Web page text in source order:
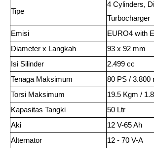
Tipe
4 Cylinders,
Turbocharger
Emisi
EURO4 with
Diameter x Langkah
93 x 92 mm
Isi Silinder
2.499 cc
Tenaga Maksimum
80 PS / 3.800
Torsi Maksimum
19.5 Kgm /
Kapasitas Tangki
50 Ltr
Aki
12 V-65 Ah
Alternator
12 - 70 V-A